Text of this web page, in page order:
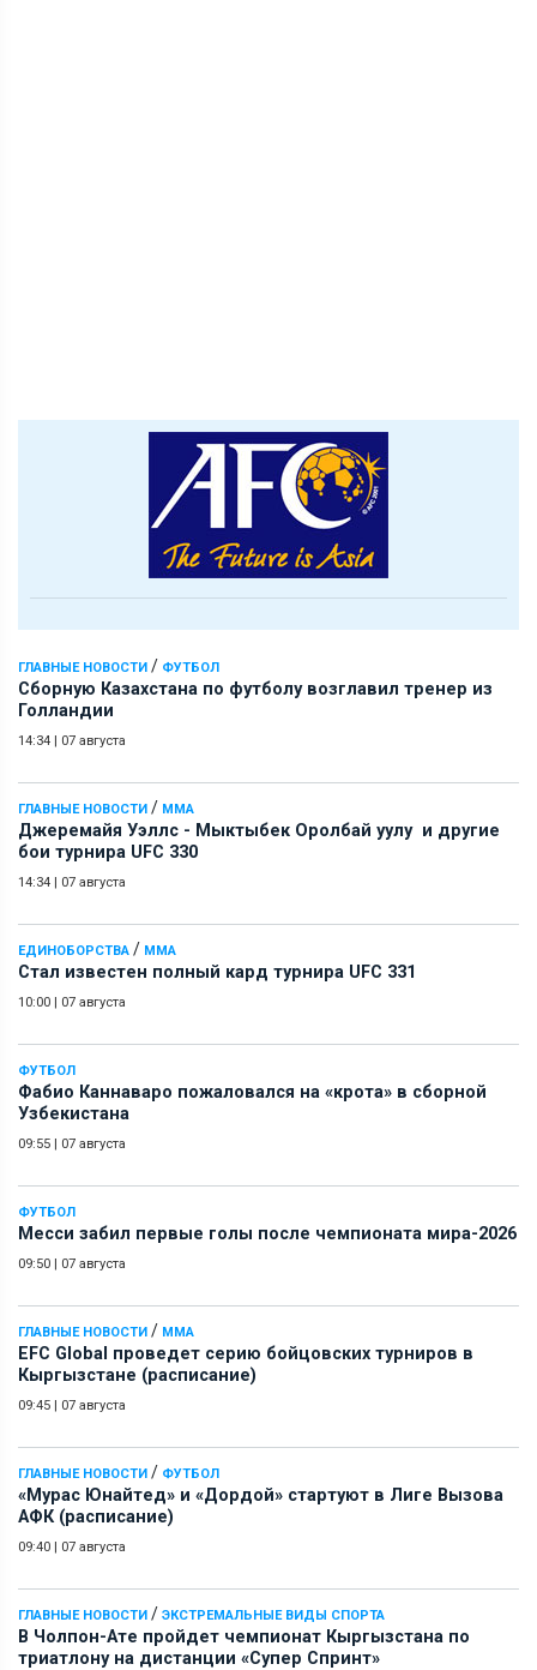
ГЛАВНЫЕ НОВОСТИ / ФУТБОЛ
Сборную Казахстана по футболу возглавил тренер из
Голландии
14:34 | 07 августа
ГЛАВНЫЕ НОВОСТИ / ММА
Джеремайя Уэллс - Мыктыбек Оролбай уулу и другие
бои турнира UFC 330
14:34 | 07 августа
ЕДИНОБОРСТВА / ММА
Стал известен полный кард турнира UFC 331
10:00 | 07 августа
ФУТБОЛ
Фабио Каннаваро пожаловался на «крота» в сборной
Узбекистана
09:55 | 07 августа
ФУТБОЛ
Месси забил первые голы после чемпионата мира-2026
09:50 | 07 августа
ГЛАВНЫЕ НОВОСТИ / ММА
EFC Global проведет серию бойцовских турниров в
Кыргызстане (расписание)
09:45 | 07 августа
ГЛАВНЫЕ НОВОСТИ / ФУТБОЛ
«Мурас Юнайтед» и «Дордой» стартуют в Лиге Вызова
АФК (расписание)
09:40 | 07 августа
ГЛАВНЫЕ НОВОСТИ / ЭКСТРЕМАЛЬНЫЕ ВИДЫ СПОРТА
В Чолпон-Ате пройдет чемпионат Кыргызстана по
триатлону на дистанции «Супер Спринт»